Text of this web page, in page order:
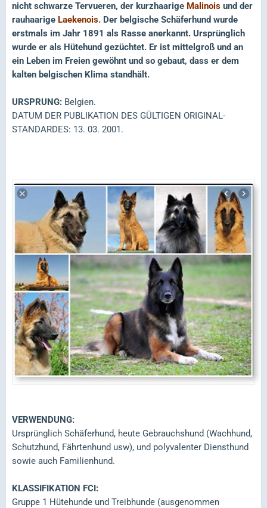
nicht schwarze Tervueren, der kurzhaarige Malinois und der
rauhaarige Laekenois. Der belgische Schäferhund wurde
erstmals im Jahr 1891 als Rasse anerkannt. Ursprünglich
wurde er als Hütehund gezüchtet. Er ist mittelgroß und an
ein Leben im Freien gewöhnt und so gebaut, dass er dem
kalten belgischen Klima standhält.
URSPRUNG: Belgien.
DATUM DER PUBLIKATION DES GÜLTIGEN ORIGINAL-
STANDARDES: 13. 03. 2001.
VERWENDUNG:
Ursprünglich Schäferhund, heute Gebrauchshund (Wachhund,
Schutzhund, Fährtenhund usw), und polyvalenter Diensthund
sowie auch Familienhund.
KLASSIFIKATION FCI:
Gruppe 1 Hütehunde und Treibhunde (ausgenommen